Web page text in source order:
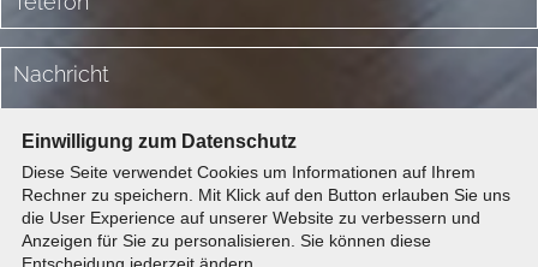
Einwilligung zum Datenschutz
Diese Seite verwendet Cookies um Informationen auf Ihrem
Rechner zu speichern. Mit Klick auf den Button erlauben Sie uns
die User Experience auf unserer Website zu verbessern und
Anzeigen für Sie zu personalisieren. Sie können diese